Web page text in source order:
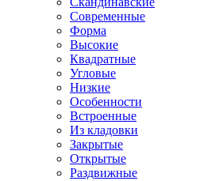
Современные
Форма
Высокие
Квадратные
Угловые
Низкие
Особенности
Встроенные
Из кладовки
Закрытые
Открытые
Раздвижные